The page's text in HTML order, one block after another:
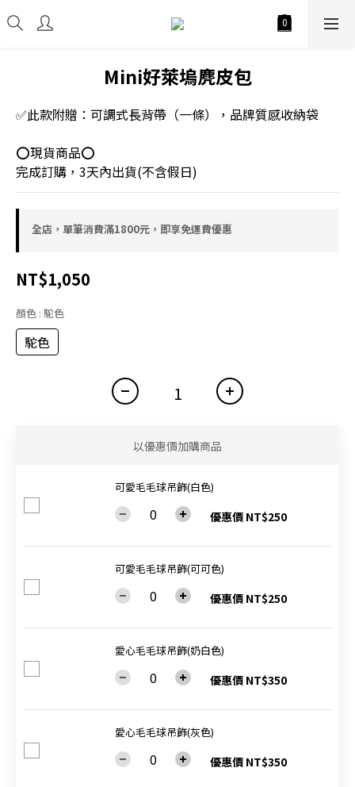
Mini好萊塢麂皮包
✅此款附贈：可調式長背帶（一條），品牌質感收納袋
⭕現貨商品⭕
完成訂購，3天內出貨(不含假日)
全店，單筆消費滿1800元，即享免運費優惠
NT$1,050
顏色 : 駝色
駝色
以優惠價加購商品
可愛毛毛球吊飾(白色)
優惠價 NT$250
可愛毛毛球吊飾(可可色)
優惠價 NT$250
愛心毛毛球吊飾(奶白色)
優惠價 NT$350
愛心毛毛球吊飾(灰色)
優惠價 NT$350